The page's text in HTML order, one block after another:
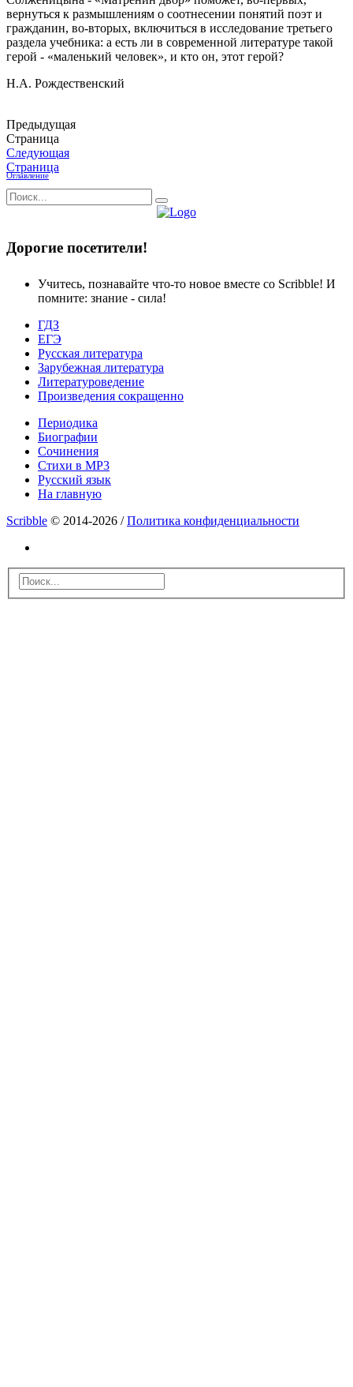
вернуться к размышлениям о соотнесении понятий поэт и
гражданин, во-вторых, включиться в исследование третьего
раздела учебника: а есть ли в современной литературе такой
герой - «маленький человек», и кто он, этот герой?
Н.А. Рождественский
Предыдущая
Страница
Следующая
Страница
Оглавление
Дорогие посетители!
Учитесь, познавайте что-то новое вместе со Scribble! И
помните: знание - сила!
ГДЗ
ЕГЭ
Русская литература
Зарубежная литература
Литературоведение
Произведения сокращенно
Периодика
Биографии
Сочинения
Стихи в MP3
Русский язык
На главную
Scribble © 2014-2026 /Политика конфиденциальности